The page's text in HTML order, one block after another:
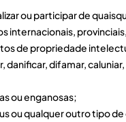
ou participar de
internacionais,
de propriedade
danificar, difamar,
ou enganosas;
ou qualquer outro tipo